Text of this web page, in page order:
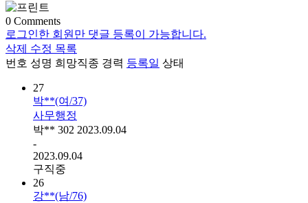
0 Comments
로그인한 회원만 댓글 등록이 가능합니다.
삭제 수정 목록
번호 성명 희망직종 경력 등록일 상태
27
박**(여/37)
사무행정
박** 302 2023.09.04
-
2023.09.04
구직중
26
강**(남/76)